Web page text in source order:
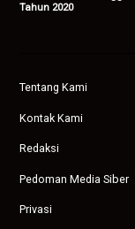
Tahun 2020
Tentang Kami
Kontak Kami
Redaksi
Pedoman Media Siber
Privasi